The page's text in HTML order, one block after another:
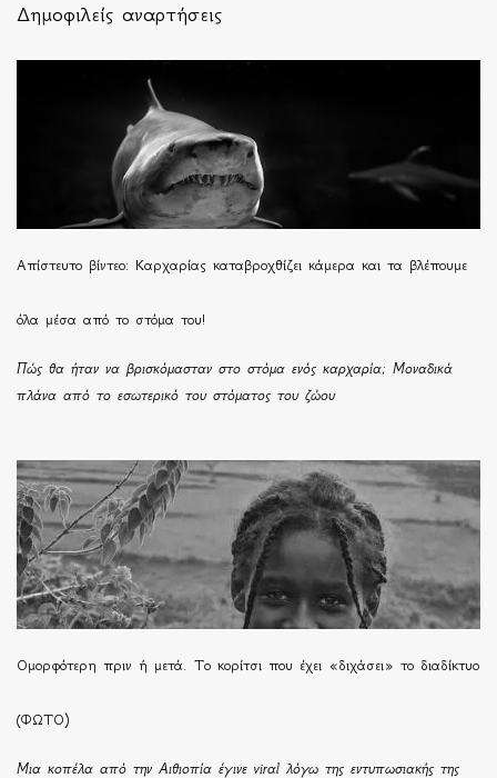
Δημοφιλείς αναρτήσεις
Απίστευτο βίντεο: Καρχαρίας καταβροχθίζει κάμερα και τα βλέπουμε
όλα μέσα από το στόμα του!
Πώς θα ήταν να βρισκόμασταν στο στόμα ενός καρχαρία; Μοναδικά
πλάνα από το εσωτερικό του στόματος του ζώου
Ομορφότερη πριν ή μετά. Το κορίτσι που έχει «διχάσει» το διαδίκτυο
(ΦΩΤΟ)
Μια κοπέλα από την Αιθιοπία έγινε viral λόγω της εντυπωσιακής της